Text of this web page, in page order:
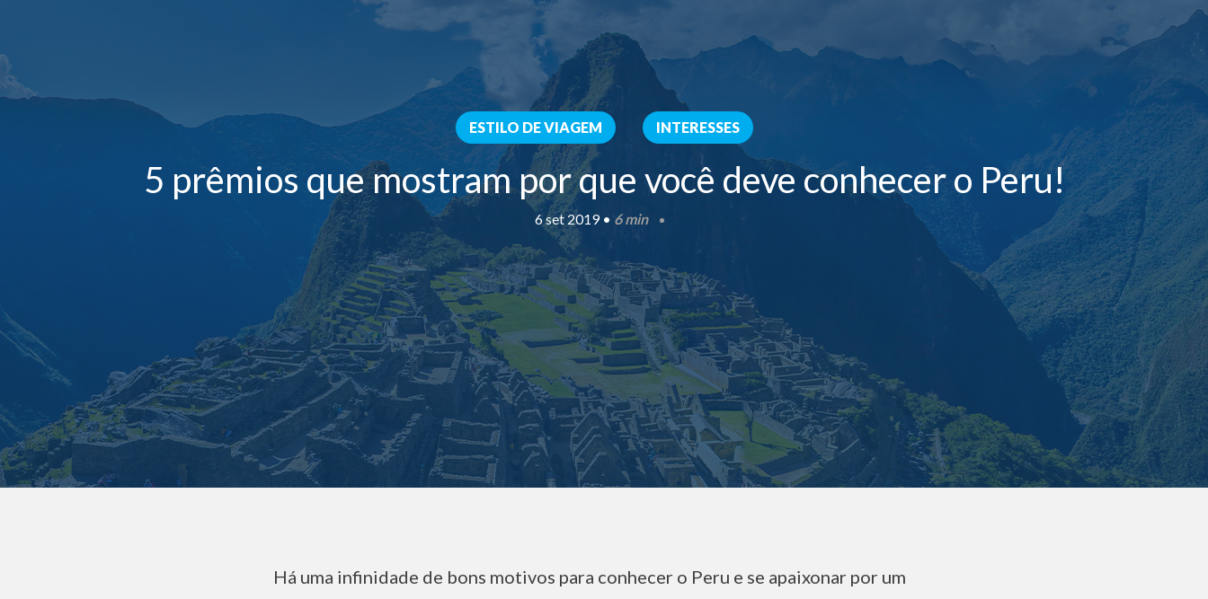
ESTILO DE VIAGEM INTERESSES
5 prêmios que mostram por que você deve conhecer o Peru!
6 set 2019 • 6 min
Há uma infinidade de bons motivos para conhecer o Peru e se apaixonar por um